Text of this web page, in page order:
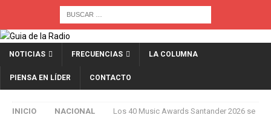
NOTICIAS FRECUENCIAS LA COLUMNA
PIENSA EN LÍDER CONTACTO
INICIO NACIONAL
Los 40 Music Awards Santander 2026 se